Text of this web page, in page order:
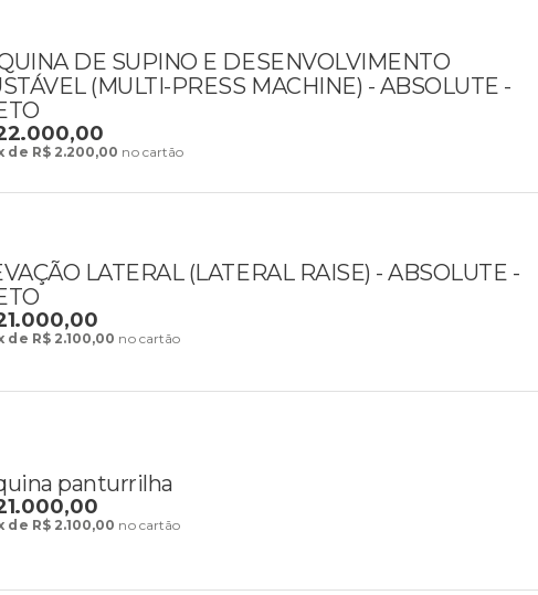
DE SUPINO E DESENVOLVIMENTO
(MULTI-PRESS MACHINE) - ABSOLUTE -
de R$ 2.200,00 no cartão
LATERAL (LATERAL RAISE) - ABSOLUTE -
de R$ 2.100,00 no cartão
panturrilha
de R$ 2.100,00 no cartão